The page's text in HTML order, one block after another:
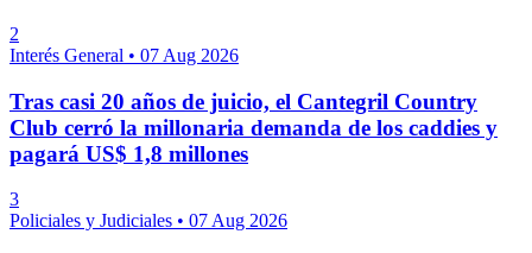
2
Interés General • 07 Aug 2026
Tras casi 20 años de juicio, el Cantegril Country
Club cerró la millonaria demanda de los caddies y
pagará US$ 1,8 millones
3
Policiales y Judiciales • 07 Aug 2026